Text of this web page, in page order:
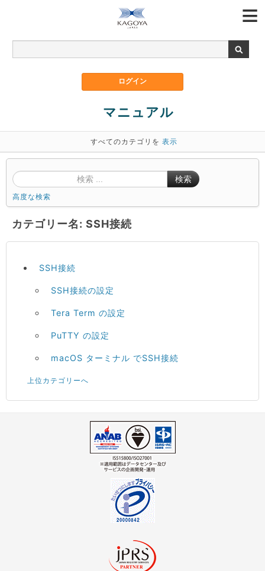
マニュアル
すべてのカテゴリを 表示
検索
高度な検索
カテゴリー名: SSH接続
SSH接続
SSH接続の設定
Tera Term の設定
PuTTY の設定
macOS ターミナル でSSH接続
上位カテゴリーへ